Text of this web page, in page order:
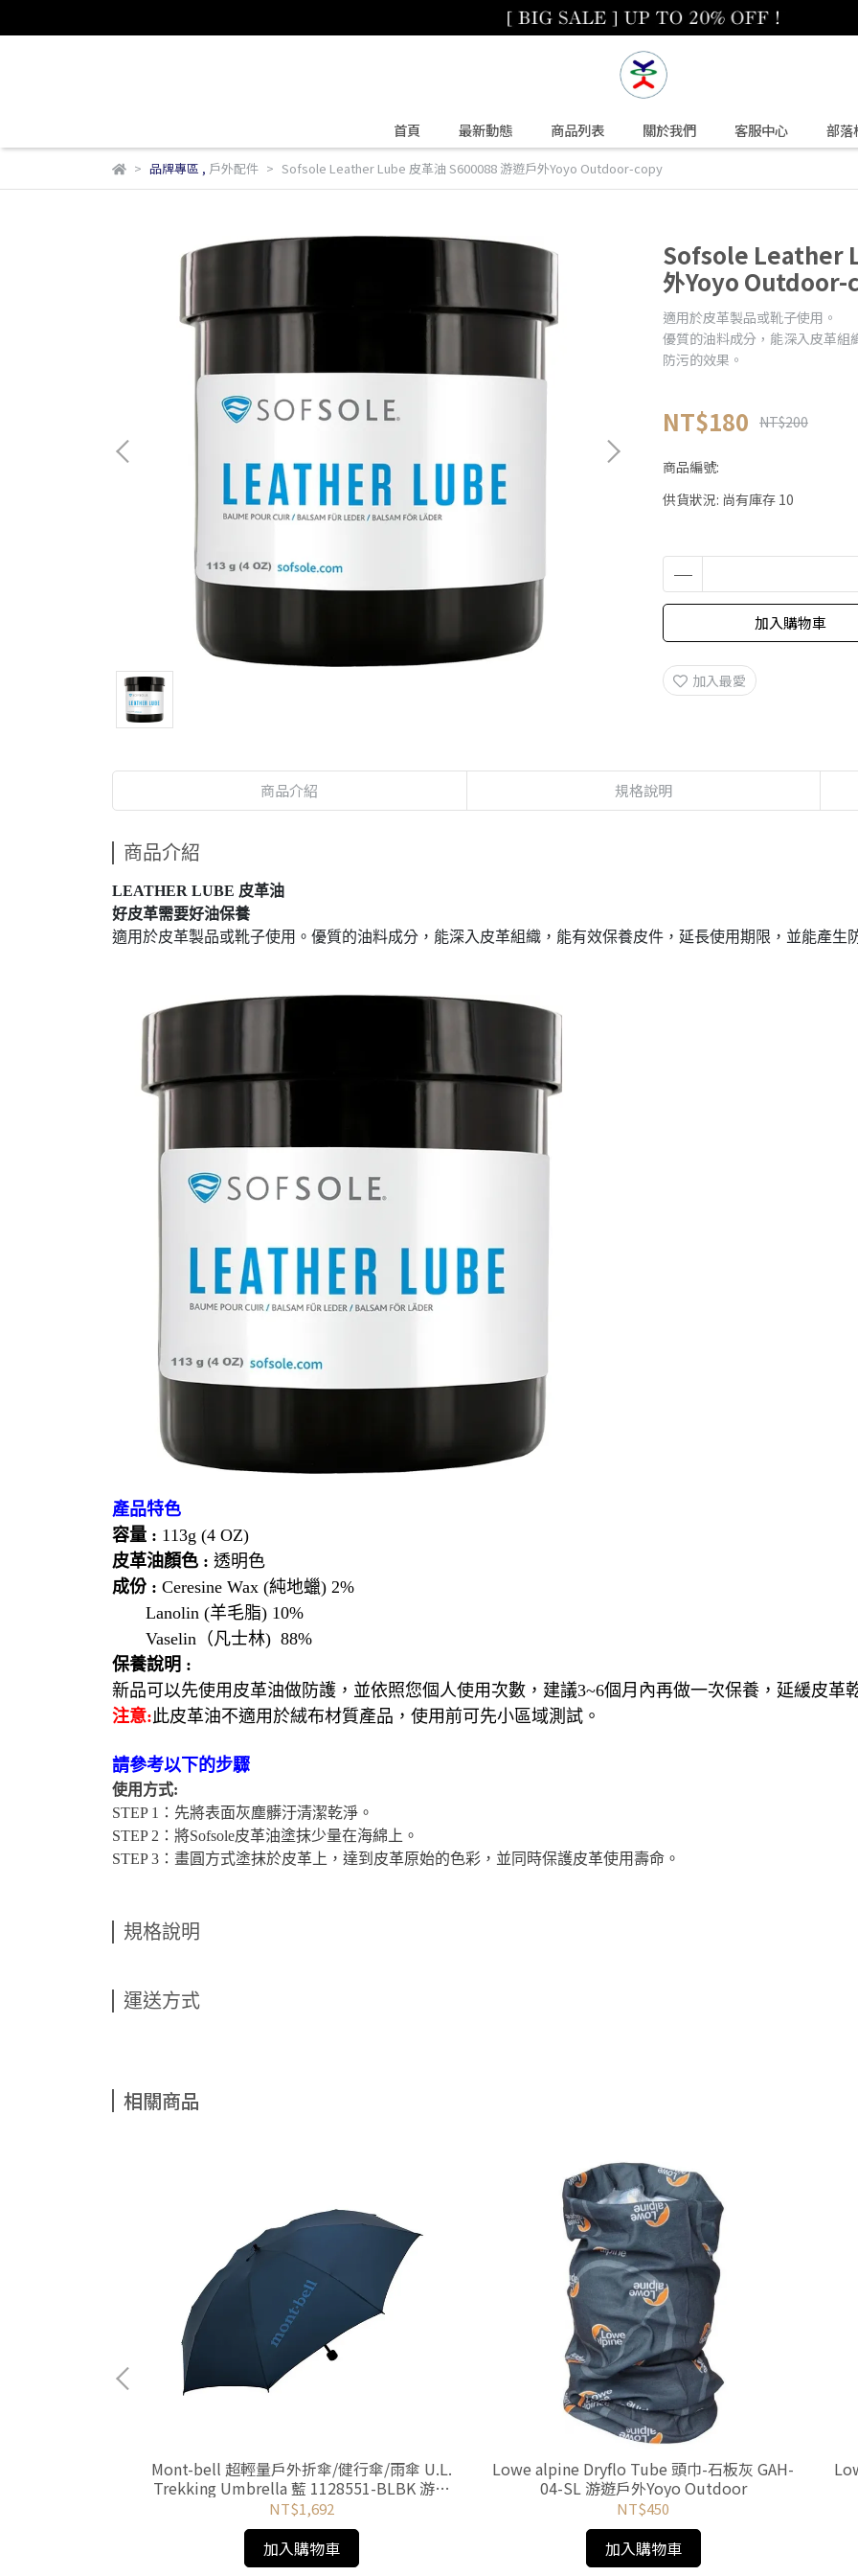
首頁 最新動態 商品列表 關於我們 客服中心 部落
品牌專區 , 戶外配件 Sofsole Leather Lube 皮革油 S600088 游遊戶外Yoyo Outdoor-copy
Sofsole Leather
外Yoyo Outdoor-
適用於皮革製品或靴子使用。
優質的油料成分，能深入皮革組
防污的效果。
NT$180 NT$200
商品編號:
供貨狀況: 尚有庫存 10
加入購物車
加入最愛
商品介紹 規格說明
商品介紹
LEATHER LUBE 皮革油
好皮革需要好油保養
適用於皮革製品或靴子使用。優質的油料成分，能深入皮革組織，能有效保養皮件，延長使用期限，並能產生
產品特色
容量 : 113g (4 OZ)
皮革油顏色 : 透明色
成份 : Ceresine Wax (純地蠟) 2%
Lanolin (羊毛脂) 10%
Vaselin（凡士林) 88%
保養說明 :
新品可以先使用皮革油做防護，並依照您個人使用次數，建議3~6個月內再做一次保養，延緩皮革
注意:此皮革油不適用於絨布材質產品，使用前可先小區域測試。
請參考以下的步驟
使用方式:
STEP 1：先將表面灰塵髒汙清潔乾淨。
STEP 2：將Sofsole皮革油塗抹少量在海綿上。
STEP 3：畫圓方式塗抹於皮革上，達到皮革原始的色彩，並同時保護皮革使用壽命。
規格說明
運送方式
相關商品
Mont-bell 超輕量戶外折傘/健行傘/雨傘 U.L.
Trekking Umbrella 藍 1128551-BLBK 游遊
戶外Yoyo Outdoor
NT$1,692
加入購物車
Lowe alpine Dryflo Tube 頭巾-石板灰 GAH-
04-SL 游遊戶外Yoyo Outdoor
NT$450
加入購物車